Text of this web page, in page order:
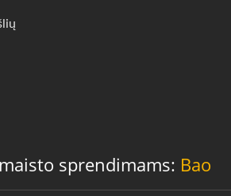
sprendimams: Bao